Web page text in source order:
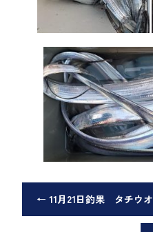
← 11月21日釣果 タチウオ